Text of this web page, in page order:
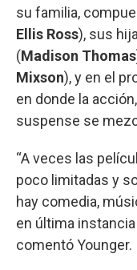
su familia,
Ellis Ross), sus
(Madison Thomas
Mixson), y en el
en donde la
suspense se
“A veces las
poco limitadas y
hay comedia,
en última
comentó Younger.